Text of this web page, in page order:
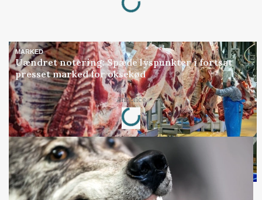
MARKED
Uændret notering: Spæde lyspunkter i fortsat
presset marked for oksekød
Annonce
Loading...